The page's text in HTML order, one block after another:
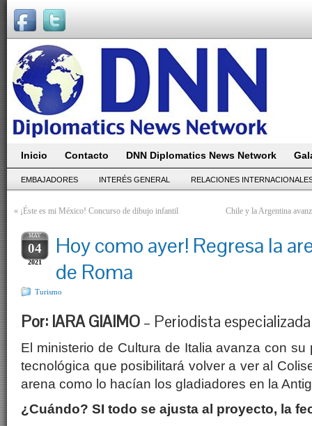
Inicio Contacto DNN Diplomatics News Network
EMBAJADORES INTERÉS GENERAL RELACIONES
« ¡Éste es mi México! Concurso de dibujo infantil Chile y la Argentina
MAY
04
2021
Hoy como ayer! Regresa la
de Roma
Turismo
Por: IARA GIAIMO – Periodista
El ministerio de Cultura de Italia avanza con
tecnológica que posibilitará volver a ver al
arena como lo hacían los gladiadores en la
¿Cuándo? SI todo se ajusta al proyecto, la